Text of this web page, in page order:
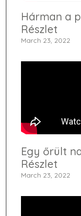
Hárman a
Részlet
March 23, 2022
Egy őrült
Részlet
March 23, 2022